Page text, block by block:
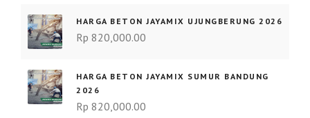
HARGA BETON JAYAMIX UJUNGBERUNG 2026
Rp 820,000.00
HARGA BETON JAYAMIX SUMUR BANDUNG
2026
Rp 820,000.00